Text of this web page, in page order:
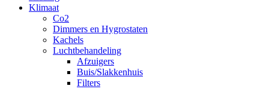
Klimaat
Co2
Dimmers en Hygrostaten
Kachels
Luchtbehandeling
Afzuigers
Buis/Slakkenhuis
Filters